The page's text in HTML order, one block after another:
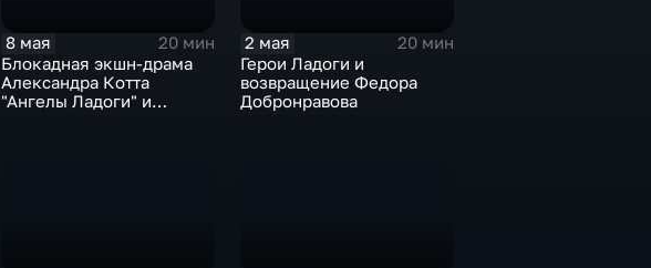
8 мая
20 мин
Блокадная экшн-драма
Александра Котта
"Ангелы Ладоги" и
2 мая
20 мин
Герои Ладоги и
возвращение Федора
Добронравова